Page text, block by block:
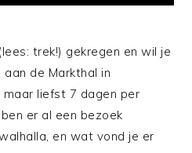
trek!) gekregen en wil je
de Markthal in
liefst 7 dagen per
er al een bezoek
en wat vond je er